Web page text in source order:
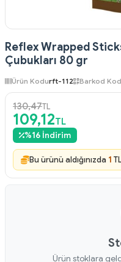
Reflex Wrapped
Çubukları 80 gr
Ürün Kodurft-112 Barkod
130,47TL
109,12TL
%16 İndirim
Bu ürünü aldığınızda 1
Ürün stoklara